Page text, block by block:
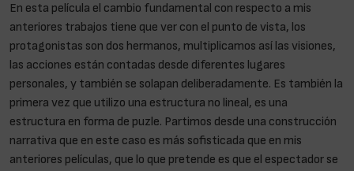
En esta película el cambio fundamental con respecto a mis
anteriores trabajos tiene que ver con el punto de vista, los
protagonistas son dos hermanos, multiplicamos así las visiones,
las acciones están contadas desde diferentes lugares
personales, y también se solapan deliberadamente. Es también la
primera vez que utilizo una estructura no lineal, es una
estructura en forma de puzle. Partimos desde una construcción
narrativa que en este caso es más sofisticada que en mis
anteriores películas, que lo que pretende es que el espectador se